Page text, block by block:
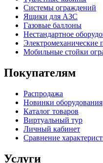
Системы ограждений
Ящики для АЗС
Газовые баллоны
Нестандартное
Электромеханические
Мобильные стойки
Покупателям
Распродажа
Новинки оборудования
Каталог товаров
Виртуальный тур
Личный кабинет
Сравнение
Услуги